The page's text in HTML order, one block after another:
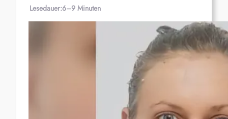
Lesedauer:6–9 Minuten